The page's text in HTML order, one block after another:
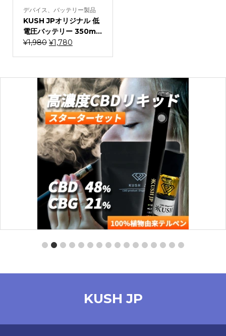
デバイス、バッテリー製品
KUSH JPオリジナル 低
電圧バッテリー 350m...
¥1,980元
は
¥1,980
で
し
た。
¥1,780現
格
は
¥1,780
で
す。
【KUSH JP】
オプションを選択
KUSH JP